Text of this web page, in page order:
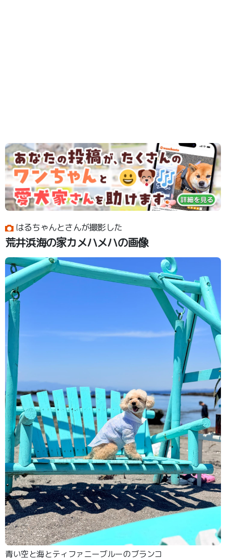
はるちゃんとさんが撮影した
荒井浜海の家カメハメハの画像
青い空と海とティファニーブルーのブランコ